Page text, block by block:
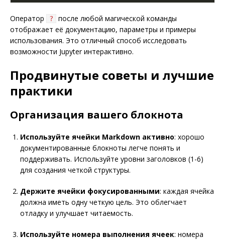
Оператор ?
после любой магической команды
отображает её документацию, параметры и примеры
использования. Это отличный способ исследовать
возможности Jupyter интерактивно.
Продвинутые советы и лучшие
практики
Организация вашего блокнота
Используйте ячейки Markdown активно: хорошо
документированные блокноты легче понять и
поддерживать. Используйте уровни заголовков (1-6)
для создания четкой структуры.
Держите ячейки фокусированными: каждая ячейка
должна иметь одну четкую цель. Это облегчает
отладку и улучшает читаемость.
Используйте номера выполнения ячеек: номера